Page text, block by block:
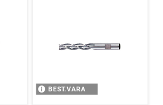
BEST.VARA